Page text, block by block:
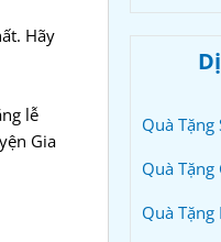
Hãy
lễ
Gia
Quà Tặng
Quà Tặng
Quà Tặng